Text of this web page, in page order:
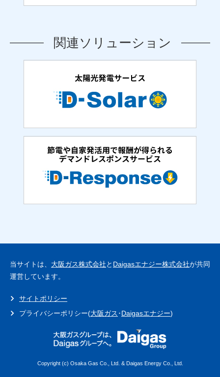
関連ソリューション
当サイトは、 大阪ガス株式会社と Daigasエナジー株式会社が共同
運営しています。
サイトポリシー
プライバシーポリシー(大阪ガス ･Daigasエナジー)
Copyright (c) Osaka Gas Co., Ltd. & Daigas Energy Co., Ltd.